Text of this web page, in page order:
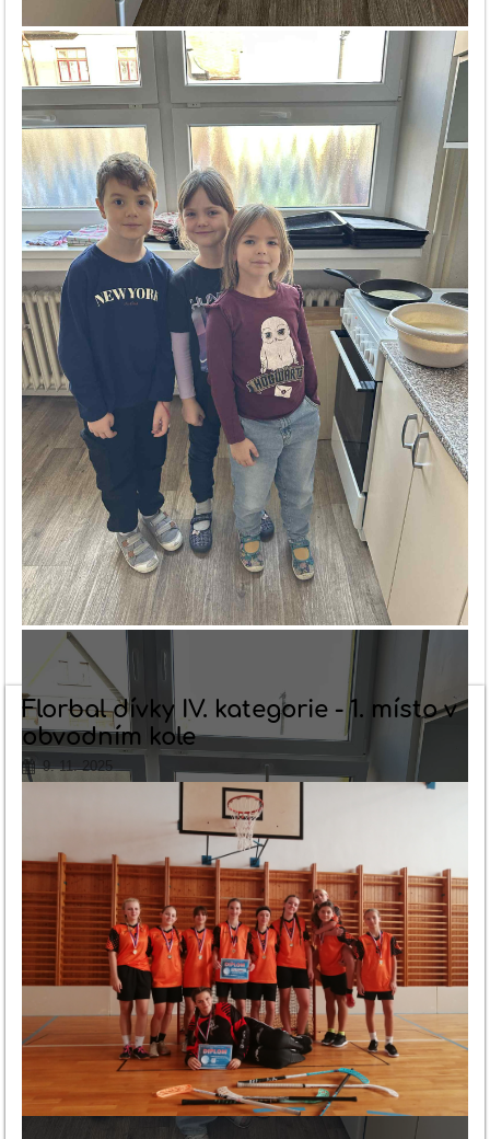
4
Florbal dívky IV. kategorie - 1. místo v
obvodním kole
9. 11. 2025